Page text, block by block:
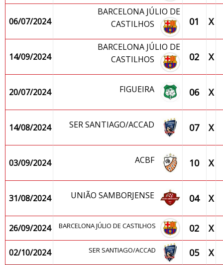
06/07/2024
BARCELONA JÚLIO DE
CASTILHOS
01 X
14/09/2024
BARCELONA JÚLIO DE
CASTILHOS
02 X
20/07/2024 FIGUEIRA 06 X
14/08/2024 SER SANTIAGO/ACCAD 07 X
03/09/2024 ACBF 10 X
31/08/2024 UNIÃO SAMBORJENSE 04 X
26/09/2024 BARCELONA JÚLIO DE CASTILHOS 02 X
02/10/2024 SER SANTIAGO/ACCAD 05 X